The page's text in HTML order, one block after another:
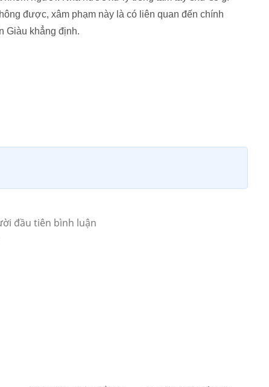
được, xâm phạm này là có liên quan đến chính
Giàu khẳng định.